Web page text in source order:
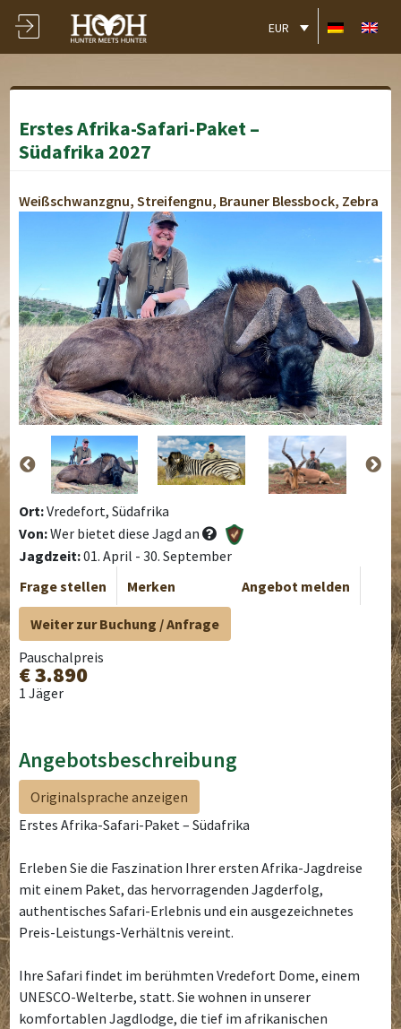
EUR
Erstes Afrika-Safari-Paket –
Südafrika 2027
Weißschwanzgnu, Streifengnu, Brauner Blessbock, Zebra
Ort:Vredefort, Südafrika
Von:Wer bietet diese Jagd an
Jagdzeit:01. April - 30. September
Frage stellen
Merken Angebot melden
Weiter zur Buchung / Anfrage
Pauschalpreis
€ 3.890
1 Jäger
Angebotsbeschreibung
Originalsprache anzeigen
Erstes Afrika-Safari-Paket – Südafrika
Erleben Sie die Faszination Ihrer ersten Afrika-Jagdreise
mit einem Paket, das hervorragenden Jagderfolg,
authentisches Safari-Erlebnis und ein ausgezeichnetes
Preis-Leistungs-Verhältnis vereint.
Ihre Safari findet im berühmten Vredefort Dome, einem
UNESCO-Welterbe, statt. Sie wohnen in unserer
komfortablen Jagdlodge, die tief im afrikanischen